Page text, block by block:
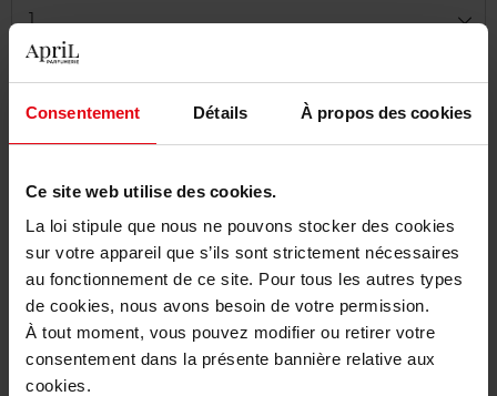
Consentement Détails À propos des cookies
Ce site web utilise des cookies.
La loi stipule que nous ne pouvons stocker des cookies
sur votre appareil que s’ils sont strictement nécessaires
au fonctionnement de ce site. Pour tous les autres types
de cookies, nous avons besoin de votre permission.
À tout moment, vous pouvez modifier ou retirer votre
consentement dans la présente bannière relative aux
cookies.
1
Levering
Dit artikel is momenteel niet beschikbaar
Gratis levering bij aankoop van min. 55€
Gratis retour in je winkelpunt
Gratis verpakking